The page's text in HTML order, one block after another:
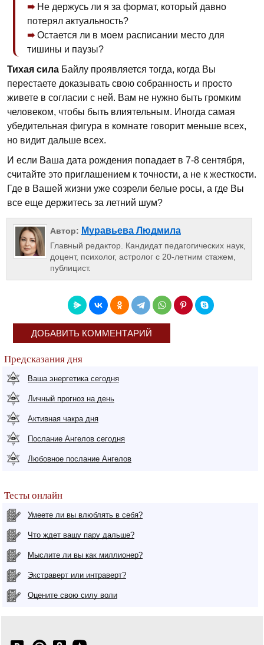
Не держусь ли я за формат, который давно
потерял актуальность?
Остается ли в моем расписании место для
тишины и паузы?
Тихая сила Байлу проявляется тогда, когда Вы
перестаете доказывать свою собранность и просто
живете в согласии с ней. Вам не нужно быть громким
человеком, чтобы быть влиятельным. Иногда самая
убедительная фигура в комнате говорит меньше всех,
но видит дальше всех.
И если Ваша дата рождения попадает в 7-8 сентября,
считайте это приглашением к точности, а не к жесткости.
Где в Вашей жизни уже созрели белые росы, а где Вы
все еще держитесь за летний шум?
Автор: Муравьева Людмила
Главный редактор. Кандидат педагогических наук,
доцент, психолог, астролог с 20-летним стажем,
публицист.
ДОБАВИТЬ КОММЕНТАРИЙ
Предсказания дня
Ваша энергетика сегодня
Личный прогноз на день
Активная чакра дня
Послание Ангелов сегодня
Любовное послание Ангелов
Тесты онлайн
Умеете ли вы влюблять в себя?
Что ждет вашу пару дальше?
Мыслите ли вы как миллионер?
Экстраверт или интраверт?
Оцените свою силу воли